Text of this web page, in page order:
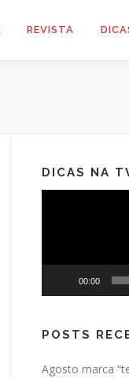
REVISTA
DICAS NA
00:00
POSTS
Agosto marca